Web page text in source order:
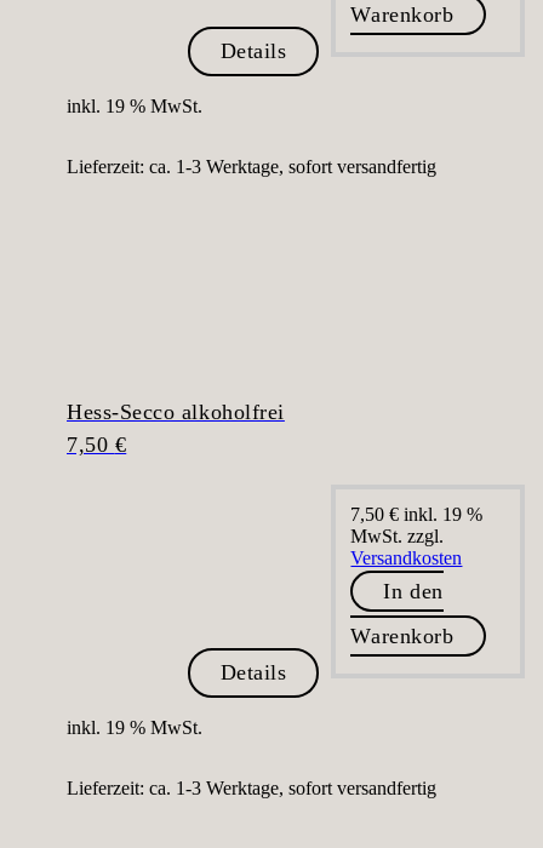
Details
Warenkorb
inkl. 19 % MwSt.
Lieferzeit: ca. 1-3 Werktage, sofort versandfertig
Hess-Secco alkoholfrei
7,50 €
Details
7,50€ inkl. 19 %
MwSt. zzgl.
Versandkosten
In den
Warenkorb
inkl. 19 % MwSt.
Lieferzeit: ca. 1-3 Werktage, sofort versandfertig